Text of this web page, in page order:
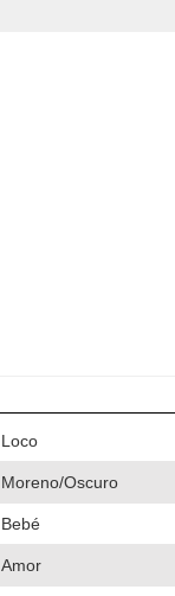
Loco
Moreno/Oscuro
Bebé
Amor